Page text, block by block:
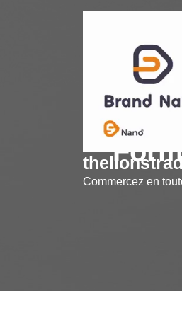
Commercez en